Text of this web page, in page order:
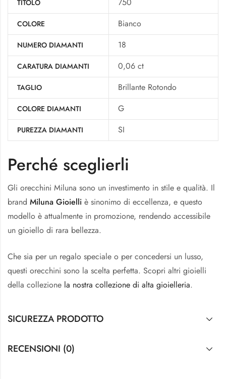
TITOLO 750
COLORE Bianco
NUMERO DIAMANTI 18
CARATURA DIAMANTI 0,06 ct
TAGLIO Brillante Rotondo
COLORE DIAMANTI G
PUREZZA DIAMANTI SI
Perché sceglierli
Gli orecchini Miluna sono un investimento in stile e qualità. Il
brand Miluna Gioielli è sinonimo di eccellenza, e questo
modello è attualmente in promozione, rendendo accessibile
un gioiello di rara bellezza.
Che sia per un regalo speciale o per concedersi un lusso,
questi orecchini sono la scelta perfetta. Scopri altri gioielli
della collezione la nostra collezione di alta gioielleria.
SICUREZZA PRODOTTO
RECENSIONI (0)